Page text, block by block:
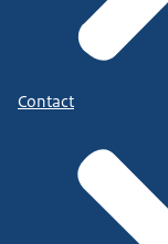
Contact